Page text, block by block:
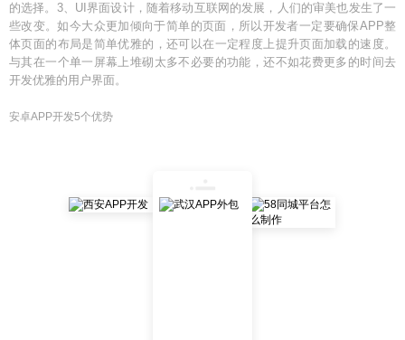
的选择。3、UI界面设计，随着移动互联网的发展，人们的审美也发生了一
些改变。如今大众更加倾向于简单的页面，所以开发者一定要确保APP整
体页面的布局是简单优雅的，还可以在一定程度上提升页面加载的速度。
与其在一个单一屏幕上堆砌太多不必要的功能，还不如花费更多的时间去
开发优雅的用户界面。
安卓APP开发5个优势